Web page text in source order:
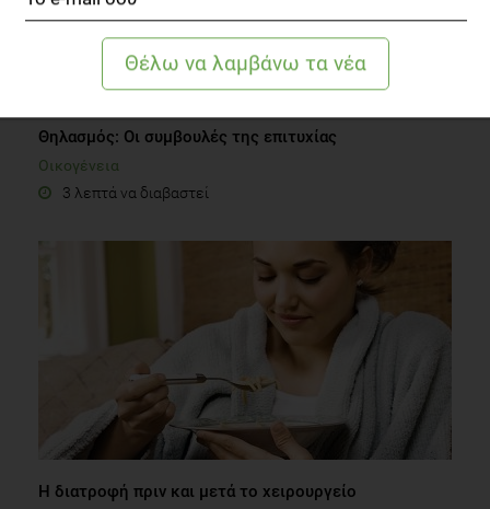
Θηλασμός: Οι συμβουλές της επιτυχίας
Οικογένεια
3 λεπτά να διαβαστεί
Η διατροφή πριν και μετά το χειρουργείο